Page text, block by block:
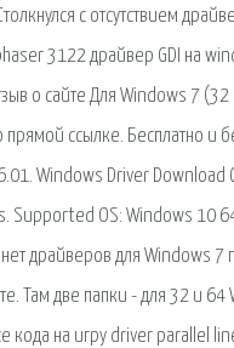
с отсутствием
3122 драйвер GDI на
о сайте Для Windows 7
ссылке. Бесплатно и
Windows Driver
Supported OS: Windows 10
драйверов для Windows
Там две папки - для 32 и
кода на игру driver parallel